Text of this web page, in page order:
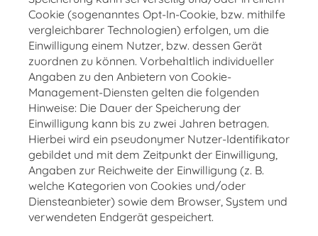
Cookie (sogenanntes Opt-In-Cookie, bzw. mithilfe
vergleichbarer Technologien) erfolgen, um die
Einwilligung einem Nutzer, bzw. dessen Gerät
zuordnen zu können. Vorbehaltlich individueller
Angaben zu den Anbietern von Cookie-
Management-Diensten gelten die folgenden
Hinweise: Die Dauer der Speicherung der
Einwilligung kann bis zu zwei Jahren betragen.
Hierbei wird ein pseudonymer Nutzer-Identifikator
gebildet und mit dem Zeitpunkt der Einwilligung,
Angaben zur Reichweite der Einwilligung (z. B.
welche Kategorien von Cookies und/oder
Diensteanbieter) sowie dem Browser, System und
verwendeten Endgerät gespeichert.